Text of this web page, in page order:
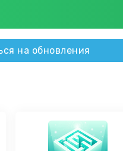
на обновления